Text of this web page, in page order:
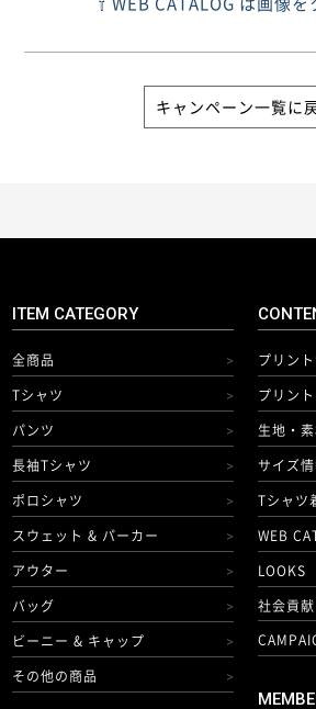
キャンペーン一覧に
ITEM CATEGORY
全商品 >
Tシャツ >
パンツ >
長袖Tシャツ >
ポロシャツ >
スウェット & パーカー >
アウター >
バッグ >
ビーニー & キャップ >
その他の商品 >
プリン
プリン
生地・
サイズ
Tシャツ
WEB
LOOKS
社会貢献